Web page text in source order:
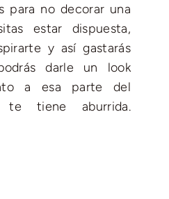
para no decorar una
estar dispuesta,
y así gastarás
darle un look
a esa parte del
tiene aburrida.